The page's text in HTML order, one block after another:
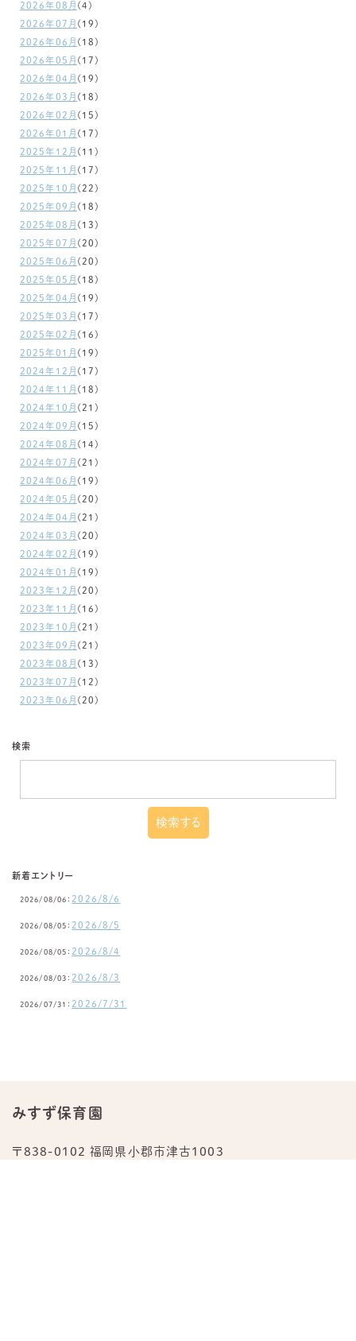
2026年08月 (4)
2026年07月 (19)
2026年06月 (18)
2026年05月 (17)
2026年04月 (19)
2026年03月 (18)
2026年02月 (15)
2026年01月 (17)
2025年12月 (11)
2025年11月 (17)
2025年10月 (22)
2025年09月 (18)
2025年08月 (13)
2025年07月 (20)
2025年06月 (20)
2025年05月 (18)
2025年04月 (19)
2025年03月 (17)
2025年02月 (16)
2025年01月 (19)
2024年12月 (17)
2024年11月 (18)
2024年10月 (21)
2024年09月 (15)
2024年08月 (14)
2024年07月 (21)
2024年06月 (19)
2024年05月 (20)
2024年04月 (21)
2024年03月 (20)
2024年02月 (19)
2024年01月 (19)
2023年12月 (20)
2023年11月 (16)
2023年10月 (21)
2023年09月 (21)
2023年08月 (13)
2023年07月 (12)
2023年06月 (20)
検索
新着エントリー
2026/08/06： 2026/8/6
2026/08/05： 2026/8/5
2026/08/05： 2026/8/4
2026/08/03： 2026/8/3
2026/07/31： 2026/7/31
みすず保育園
〒838-0102 福岡県小郡市津古1003